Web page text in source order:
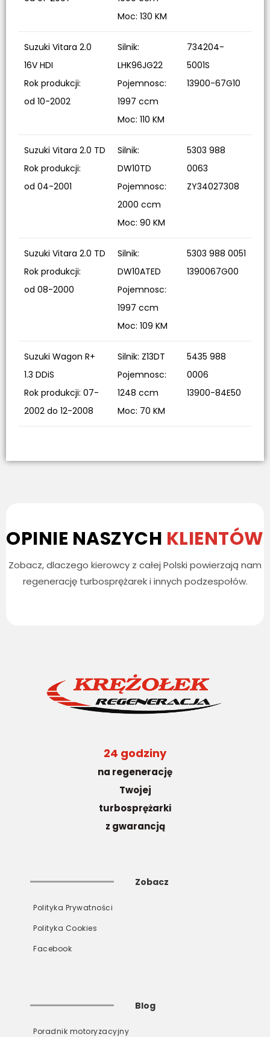
Moc: 130 KM
Suzuki Vitara 2.0
16V HDI
Rok produkcji:
od 10-2002
Silnik:
LHK96JG22
Pojemnosc:
1997 ccm
Moc: 110 KM
734204-
5001S
13900-67G10
Suzuki Vitara 2.0 TD
Rok produkcji:
od 04-2001
Silnik:
DW10TD
Pojemnosc:
2000 ccm
Moc: 90 KM
5303 988
0063
ZY34027308
Suzuki Vitara 2.0 TD
Rok produkcji:
od 08-2000
Silnik:
DW10ATED
Pojemnosc:
1997 ccm
Moc: 109 KM
5303 988 0051
1390067G00
Suzuki Wagon R+
1.3 DDiS
Rok produkcji: 07-
2002 do 12-2008
Silnik: Z13DT
Pojemnosc:
1248 ccm
Moc: 70 KM
5435 988
0006
13900-84E50
OPINIE NASZYCH KLIENTÓW
Zobacz, dlaczego kierowcy z całej Polski powierzają nam
regenerację turbosprężarek i innych podzespołów.
24 godziny
na regenerację
Twojej
turbosprężarki
z gwarancją
Zobacz
Polityka Prywatności
Polityka Cookies
Facebook
Blog
Poradnik motoryzacyjny